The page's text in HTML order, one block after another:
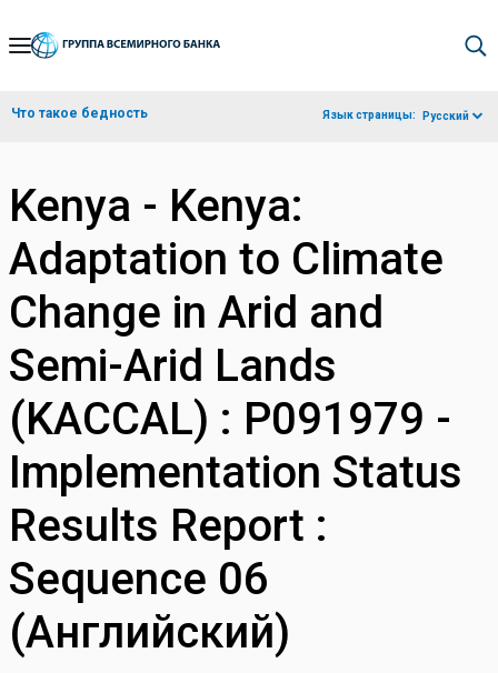
Skip
Navigation
Что такое бедность Язык страницы: Русский
Kenya - Kenya:
Adaptation to Climate
Change in Arid and
Semi-Arid Lands
(KACCAL) : P091979 -
Implementation Status
Results Report :
Sequence 06
(Английский)